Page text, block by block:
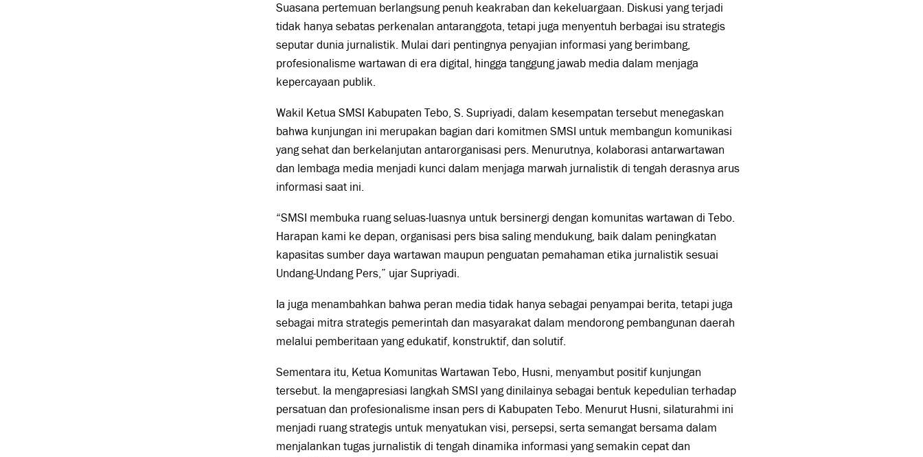
Suasana pertemuan berlangsung penuh keakraban dan kekeluargaan. Diskusi yang terjadi
tidak hanya sebatas perkenalan antaranggota, tetapi juga menyentuh berbagai isu strategis
seputar dunia jurnalistik. Mulai dari pentingnya penyajian informasi yang berimbang,
profesionalisme wartawan di era digital, hingga tanggung jawab media dalam menjaga
kepercayaan publik.
Wakil Ketua SMSI Kabupaten Tebo, S. Supriyadi, dalam kesempatan tersebut menegaskan
bahwa kunjungan ini merupakan bagian dari komitmen SMSI untuk membangun komunikasi
yang sehat dan berkelanjutan antarorganisasi pers. Menurutnya, kolaborasi antarwartawan
dan lembaga media menjadi kunci dalam menjaga marwah jurnalistik di tengah derasnya arus
informasi saat ini.
“SMSI membuka ruang seluas-luasnya untuk bersinergi dengan komunitas wartawan di Tebo.
Harapan kami ke depan, organisasi pers bisa saling mendukung, baik dalam peningkatan
kapasitas sumber daya wartawan maupun penguatan pemahaman etika jurnalistik sesuai
Undang-Undang Pers,” ujar Supriyadi.
Ia juga menambahkan bahwa peran media tidak hanya sebagai penyampai berita, tetapi juga
sebagai mitra strategis pemerintah dan masyarakat dalam mendorong pembangunan daerah
melalui pemberitaan yang edukatif, konstruktif, dan solutif.
Sementara itu, Ketua Komunitas Wartawan Tebo, Husni, menyambut positif kunjungan
tersebut. Ia mengapresiasi langkah SMSI yang dinilainya sebagai bentuk kepedulian terhadap
persatuan dan profesionalisme insan pers di Kabupaten Tebo. Menurut Husni, silaturahmi ini
menjadi ruang strategis untuk menyatukan visi, persepsi, serta semangat bersama dalam
menjalankan tugas jurnalistik di tengah dinamika informasi yang semakin cepat dan